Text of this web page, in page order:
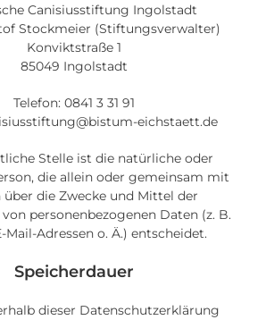
Canisiusstiftung Ingolstadt
Stockmeier (Stiftungsverwalter)
Konviktstraße 1
85049 Ingolstadt
Telefon: 0841 3 31 91
eichstaett.de
Stelle ist die natürliche oder
die allein oder gemeinsam mit
über die Zwecke und Mittel der
personenbezogenen Daten (z. B.
Mail-Adressen o. Ä.) entscheidet.
Speicherdauer
dieser Datenschutzerklärung